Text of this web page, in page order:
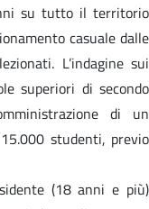
su tutto il territorio
casuale dalle
L’indagine sui
superiori di secondo
di un
studenti, previo
(18 anni e più)